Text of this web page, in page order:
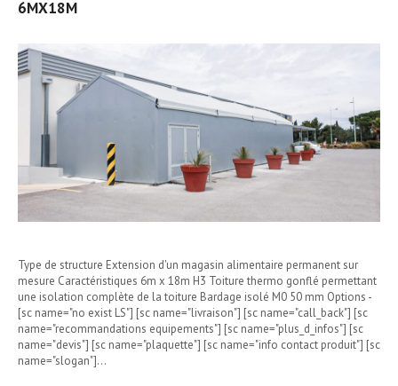
6MX18M
Type de structure Extension d'un magasin alimentaire permanent sur
mesure Caractéristiques 6m x 18m H3 Toiture thermo gonflé permettant
une isolation complète de la toiture Bardage isolé M0 50 mm Options -
[sc name="no exist LS"] [sc name="livraison"] [sc name="call_back"] [sc
name="recommandations equipements"] [sc name="plus_d_infos"] [sc
name="devis"] [sc name="plaquette"] [sc name="info contact produit"] [sc
name="slogan"]…